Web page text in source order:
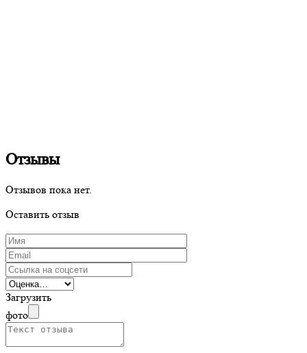
Отзывы
Отзывов пока нет.
Оставить отзыв
Загрузить
фото